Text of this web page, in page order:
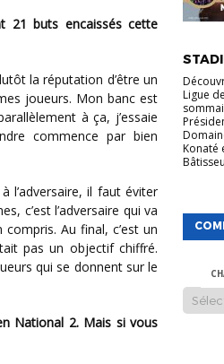
joueurs. Mon banc est
à ça, j’essaie
commence par bien
c’est l’adversaire qui va
Au final, c’est un
pas un objectif chiffré.
qui se donnent sur le
Ligue
Konaté